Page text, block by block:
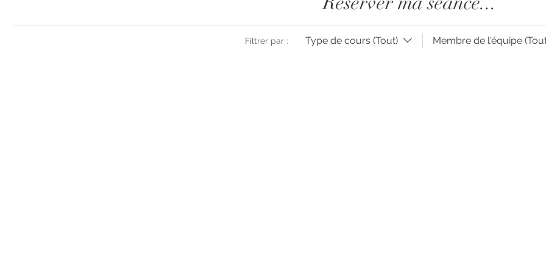
Filtrer par : Type de cours (Tout) Membre de l'équipe